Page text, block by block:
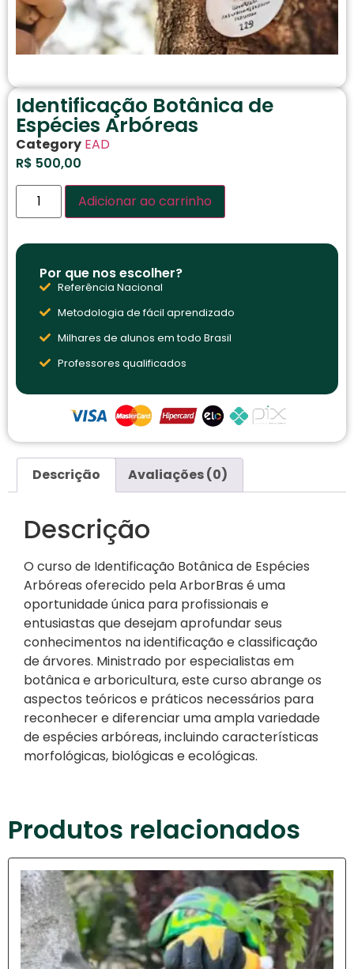
Identificação Botânica de
Espécies Arbóreas
Category EAD
R$ 500,00
Adicionar ao carrinho
Por que nos escolher?
Referência Nacional
Metodologia de fácil aprendizado
Milhares de alunos em todo Brasil
Professores qualificados
Descrição Avaliações (0)
Descrição
O curso de Identificação Botânica de Espécies
Arbóreas oferecido pela ArborBras é uma
oportunidade única para profissionais e
entusiastas que desejam aprofundar seus
conhecimentos na identificação e classificação
de árvores. Ministrado por especialistas em
botânica e arboricultura, este curso abrange os
aspectos teóricos e práticos necessários para
reconhecer e diferenciar uma ampla variedade
de espécies arbóreas, incluindo características
morfológicas, biológicas e ecológicas.
Produtos relacionados